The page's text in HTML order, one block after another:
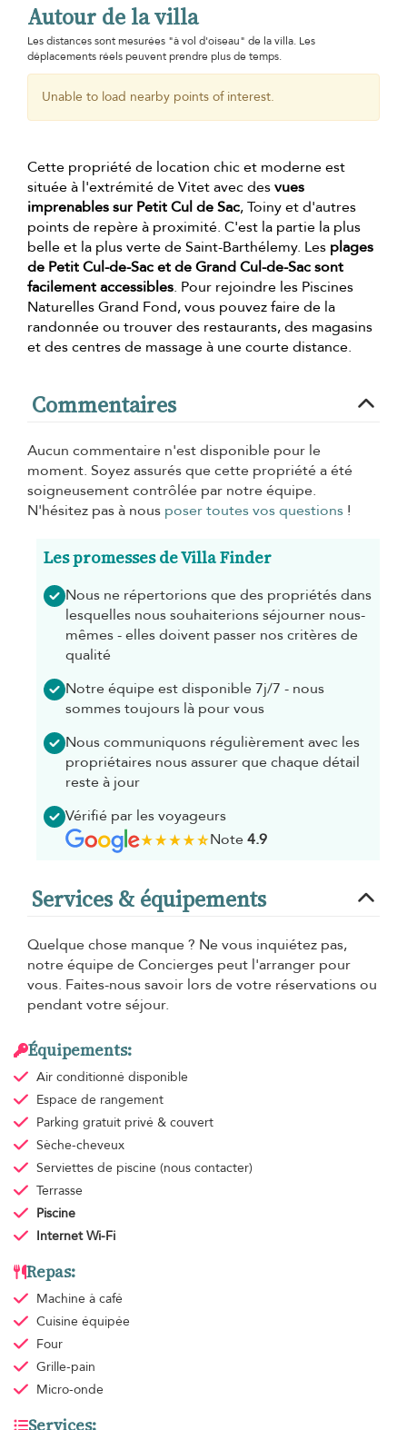
Autour de la villa
Les distances sont mesurées "à vol d'oiseau" de la villa. Les
déplacements réels peuvent prendre plus de temps.
Unable to load nearby points of interest.
Cette propriété de location chic et moderne est
située à l'extrémité de Vitet avec desvues
imprenables sur Petit Cul de Sac, Toiny et d'autres
points de repère à proximité. C'est la partie la plus
belle et la plus verte de Saint-Barthélemy. Les plages
de Petit Cul-de-Sac et de Grand Cul-de-Sac sont
facilement accessibles. Pour rejoindre les Piscines
Naturelles Grand Fond, vous pouvez faire de la
randonnée ou trouver des restaurants, des magasins
et des centres de massage à une courte distance.
Commentaires
Aucun commentaire n'est disponible pour le
moment. Soyez assurés que cette propriété a été
soigneusement contrôlée par notre équipe.
N'hésitez pas à nous poser toutes vos questions !
Les promesses de Villa Finder
Nous ne répertorions que des propriétés dans
lesquelles nous souhaiterions séjourner nous-
mêmes - elles doivent passer nos critères de
qualité
Notre équipe est disponible 7j/7 - nous
sommes toujours là pour vous
Nous communiquons régulièrement avec les
propriétaires nous assurer que chaque détail
reste à jour
Vérifié par les voyageurs
Note4.9
Services & équipements
Quelque chose manque ? Ne vous inquiétez pas,
notre équipe de Concierges peut l'arranger pour
vous. Faites-nous savoir lors de votre réservations ou
pendant votre séjour.
Équipements:
Air conditionné disponible
Espace de rangement
Parking gratuit privé & couvert
Sèche-cheveux
Serviettes de piscine (nous contacter)
Terrasse
Piscine
Internet Wi-Fi
Repas:
Machine à café
Cuisine équipée
Four
Grille-pain
Micro-onde
Services: